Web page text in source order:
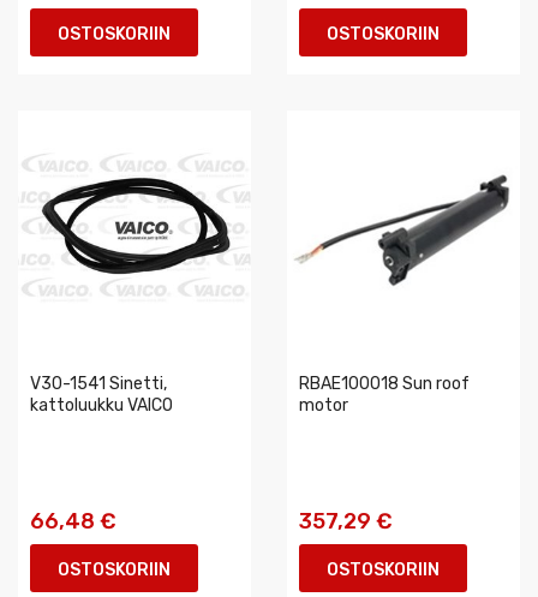
OSTOSKORIIN OSTOSKORIIN
V30-1541 Sinetti,
kattoluukku VAICO
66,48 €
OSTOSKORIIN
RBAE100018 Sun roof
motor
357,29 €
OSTOSKORIIN